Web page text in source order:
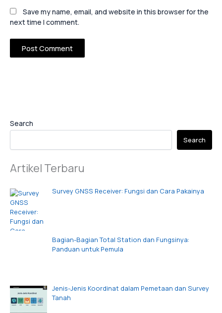
Search
Search
Artikel Terbaru
Survey GNSS Receiver: Fungsi dan Cara Pakainya
Bagian-Bagian Total Station dan Fungsinya:
Panduan untuk Pemula
Jenis-Jenis Koordinat dalam Pemetaan dan Survey
Tanah
Save my name, email, and website in this browser for the
next time I comment.